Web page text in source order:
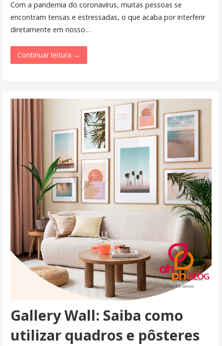
Com a pandemia do coronavírus, muitas pessoas se
encontram tensas e estressadas, o que acaba por interferir
diretamente em nosso…
Continuar leitura →
Gallery Wall: Saiba como
utilizar quadros e pôsteres